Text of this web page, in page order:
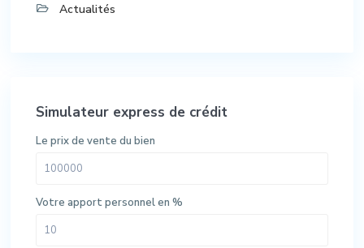
Actualités
Simulateur express de crédit
Le prix de vente du bien
Votre apport personnel en %